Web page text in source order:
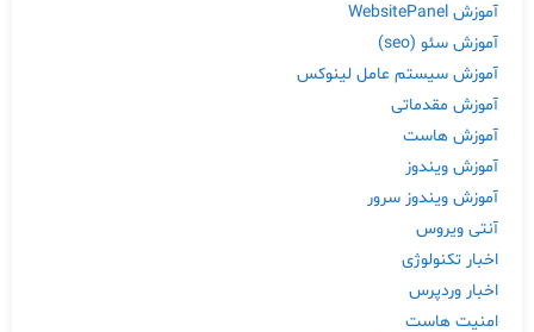
آموزش WebsitePanel
آموزش سئو (seo)
آموزش سیستم عامل لینوکس
آموزش مقدماتی
آموزش هاست
آموزش ویندوز
آموزش ویندوز سرور
آنتی ویروس
اخبار تکنولوژی
اخبار وردپرس
امنیت هاست